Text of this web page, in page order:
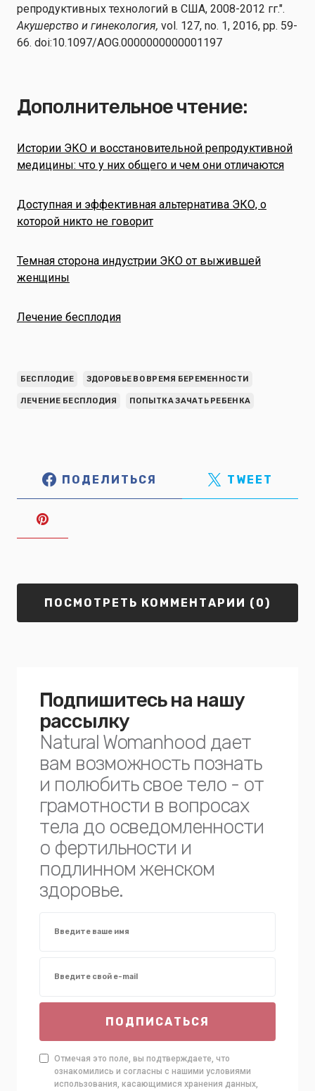
репродуктивных технологий в США, 2008-2012 гг.".
Акушерство и гинекология, vol. 127, no. 1, 2016, pp. 59-
66. doi:10.1097/AOG.0000000000001197
Дополнительное чтение:
Истории ЭКО и восстановительной репродуктивной
медицины: что у них общего и чем они отличаются
Доступная и эффективная альтернатива ЭКО, о
которой никто не говорит
Темная сторона индустрии ЭКО от выжившей
женщины
Лечение бесплодия
БЕСПЛОДИЕ ЗДОРОВЬЕ ВО ВРЕМЯ БЕРЕМЕННОСТИ
ЛЕЧЕНИЕ БЕСПЛОДИЯ ПОПЫТКА ЗАЧАТЬ РЕБЕНКА
ПОДЕЛИТЬСЯ TWEET
ПОСМОТРЕТЬ КОММЕНТАРИИ (0)
Подпишитесь на нашу
рассылку
Natural Womanhood дает
вам возможность познать
и полюбить свое тело - от
грамотности в вопросах
тела до осведомленности
о фертильности и
подлинном женском
здоровье.
ПОДПИСАТЬСЯ
Отмечая это поле, вы подтверждаете, что
ознакомились и согласны с нашими условиями
использования, касающимися хранения данных,